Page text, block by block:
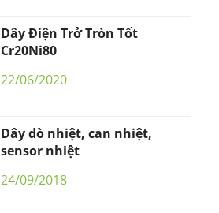
Dây Điện Trở Tròn Tốt
Cr20Ni80
22/06/2020
Dây dò nhiệt, can nhiệt,
sensor nhiệt
24/09/2018